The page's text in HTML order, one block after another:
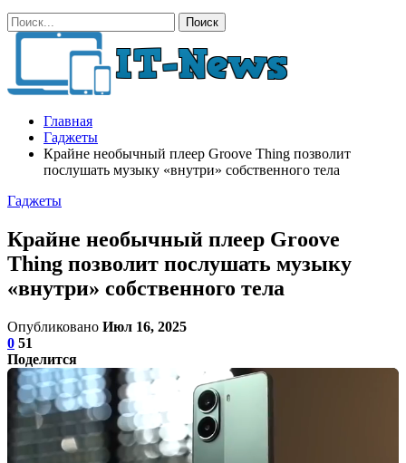
Главная
Гаджеты
Крайне необычный плеер Groove Thing позволит
послушать музыку «внутри» собственного тела
Гаджеты
Крайне необычный плеер Groove
Thing позволит послушать музыку
«внутри» собственного тела
Опубликовано Июл 16, 2025
0 51
Поделится